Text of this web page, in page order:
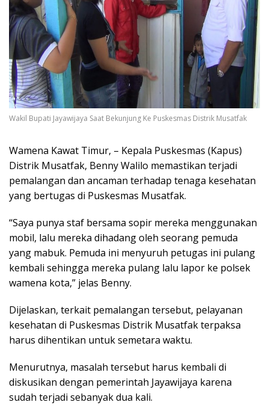
Wakil Bupati Jayawijaya Saat Bekunjung Ke Puskesmas Distrik Musatfak
Wamena Kawat Timur, – Kepala Puskesmas (Kapus)
Distrik Musatfak, Benny Walilo memastikan terjadi
pemalangan dan ancaman terhadap tenaga kesehatan
yang bertugas di Puskesmas Musatfak.
“Saya punya staf bersama sopir mereka menggunakan
mobil, lalu mereka dihadang oleh seorang pemuda
yang mabuk. Pemuda ini menyuruh petugas ini pulang
kembali sehingga mereka pulang lalu lapor ke polsek
wamena kota,” jelas Benny.
Dijelaskan, terkait pemalangan tersebut, pelayanan
kesehatan di Puskesmas Distrik Musatfak terpaksa
harus dihentikan untuk semetara waktu.
Menurutnya, masalah tersebut harus kembali di
diskusikan dengan pemerintah Jayawijaya karena
sudah terjadi sebanyak dua kali.